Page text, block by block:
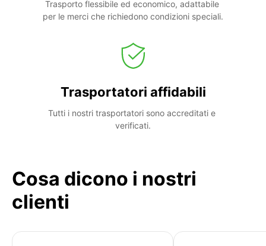
Trasporto flessibile ed economico, adattabile
per le merci che richiedono condizioni speciali.
Trasportatori affidabili
Tutti i nostri trasportatori sono accreditati e
verificati.
Cosa dicono i nostri
clienti